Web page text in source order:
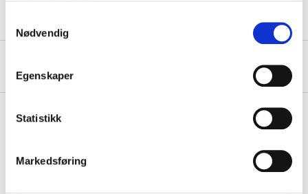
Nødvendig
Egenskaper
Statistikk
Markedsføring
Pay & Collect in your local store within 2 hours!